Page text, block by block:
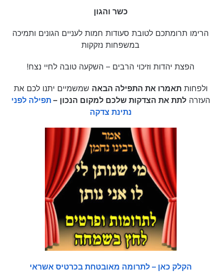
כשר והגון
הרימו תרומתכם לטובת סעודות חמות לעניים הגונים ותמיכה
במשפחות נזקקות
הפצת יהדות וזיכוי הרבים – השקעה טובה לחיי נצח!
ולפחותתאמרו את התפילה הבאה שמשמיים יתנו לכם את
העזרהלתת את הצדקות שלכם למקום הנכון –תפילה לפני
נתינת צדקה
הקלק כאן – לתרומה מאובטחת בכרטיס אשראי